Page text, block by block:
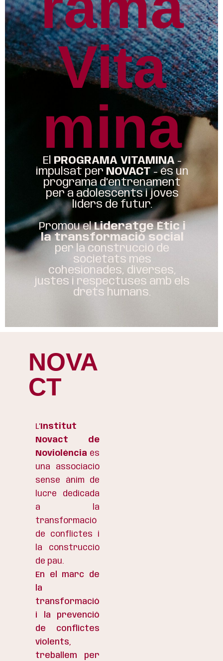
Vita
mina
El PROGRAMA VITAMINA-
impulsat per NOVACT - és un
programa d'entrenament
per a adolescents i joves
líders de futur.
Promou elLideratge Ètic i
la transformació social
per la construcció de
societats més
cohesionades, diverses,
justes i respectuses amb els
drets humans.
NOVA
CT
L’Institut
Novact de
Noviolència és
una associació
sense ànim de
lucre dedicada
a la
transformació
de conflictes i
la construcció
de pau.
En el marc de
la
transformació
i la prevenció
de conflictes
violents,
treballem per